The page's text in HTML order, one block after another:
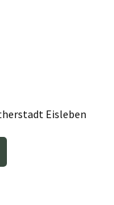
Eisleben